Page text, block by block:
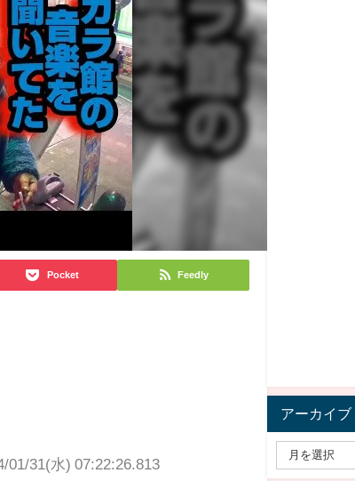
Pocket Feedly
01/31(水) 07:22:26.813
アーカイブ